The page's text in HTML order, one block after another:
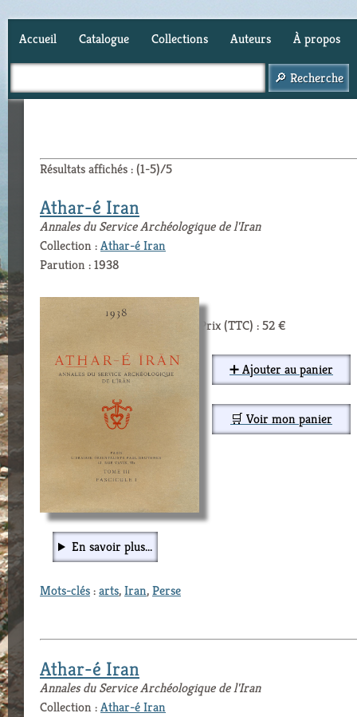
Accueil Catalogue Collections Auteurs À propos
Résultats affichés : (1-5)/5
Athar-é Iran
Annales du Service Archéologique de l'Iran
Collection :Athar-é Iran
Parution : 1938
Prix (TTC) : 52 €
➕ Ajouter au panier
🛒 Voir mon panier
En savoir plus...
Mots-clés:arts,Iran,Perse
Athar-é Iran
Annales du Service Archéologique de l'Iran
Collection :Athar-é Iran